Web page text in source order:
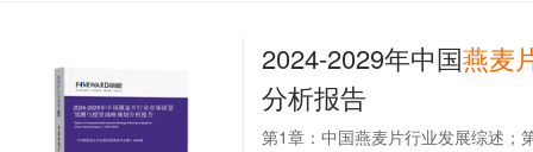
2024-2029年中国燕麦
分析报告
第1章：中国燕麦片行业发展综述；